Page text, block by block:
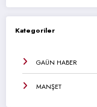
Kategoriler
GAÜN HABER
MANŞET